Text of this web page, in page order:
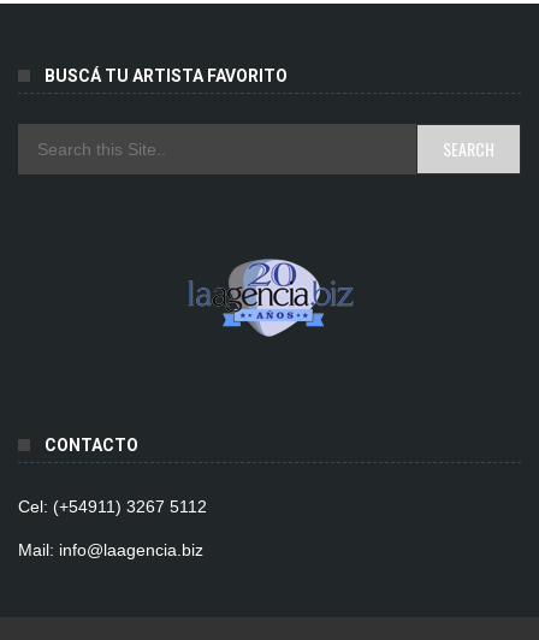
BUSCÁ TU ARTISTA FAVORITO
CONTACTO
Cel: (+54911) 3267 5112
Mail: info@laagencia.biz